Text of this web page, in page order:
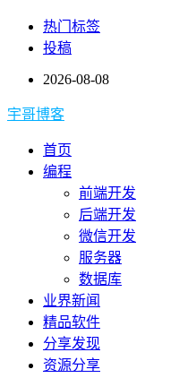
热门标签
投稿
2026-08-08
宇哥博客
首页
编程
前端开发
后端开发
微信开发
服务器
数据库
业界新闻
精品软件
分享发现
资源分享